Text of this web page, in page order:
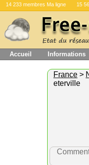
14 233 membres Ma ligne 15
Accueil Informations
France >
eterville